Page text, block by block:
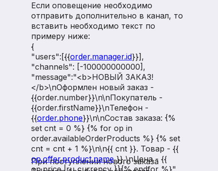
При поступлении нового заказа
Если оповещение необходимо
отправить дополнительно в канал, то
вставить необходимо текст по
примеру ниже:
{
"users":[{{order.manager.id}}],
"channels": [-100000000000],
"message":"<b>НОВЫЙ ЗАКАЗ!
</b>\nОформлен новый заказ -
{{order.number}}\n\nПокупатель -
{{order.firstName}}\nТелефон -
{{order.phone}}\n\nСостав заказа: {%
set cnt = 0 %} {% for op in
order.availableOrderProducts %} {% set
cnt = cnt + 1 %}\n\n{{ cnt }}. Товар - {{
op.offer.product.name}} \nЦена - {{
op.price |ru_currency }}{% endfor %}"